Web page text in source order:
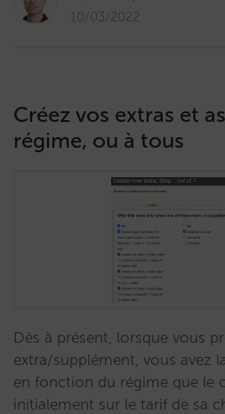
10/03/2022
Créez vos extras et
régime, ou à tous
Dès à présent, lorsque vous
extra/supplément, vous avez
en fonction du régime que le
initialement sur le tarif de sa